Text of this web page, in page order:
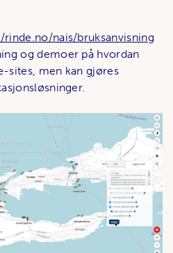
nais/bruksanvisning
og demoer på hvordan
sites, men kan gjøres